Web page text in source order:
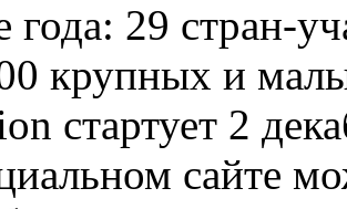
года: 29 стран-
крупных и
стартует 2
сайте